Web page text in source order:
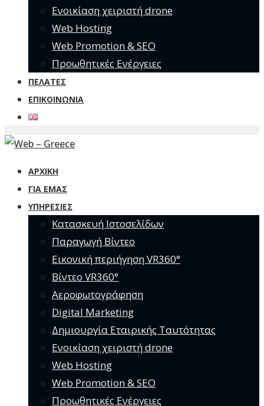
Ενοικίαση χειριστή drone
Web Hosting
Web Promotion & SEO
Προωθητικές Ενέργειες
ΠΕΛΆΤΕΣ
ΕΠΙΚΟΙΝΩΝΊΑ
ΑΡΧΙΚΗ
ΓΙΑ ΕΜΆΣ
ΥΠΗΡΕΣΊΕΣ
Κατασκευή Ιστοσελίδων
Παραγωγή Βίντεο
Εικονική περιήγηση VR360°
Βίντεο VR360°
Αεροφωτογράφηση
Digital Marketing
Δημιουργία Εταιρικής Ταυτότητας
Ενοικίαση χειριστή drone
Web Hosting
Web Promotion & SEO
Προωθητικές Ενέργειες